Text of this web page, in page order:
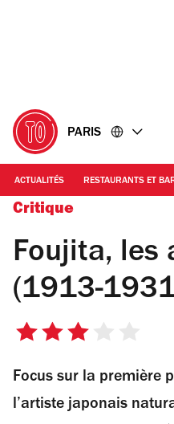
PARIS
ACTUALITÉS RESTAURANTS ET
Critique
Foujita, les
(1913-
3
5
Focus sur la première
l’artiste japonais